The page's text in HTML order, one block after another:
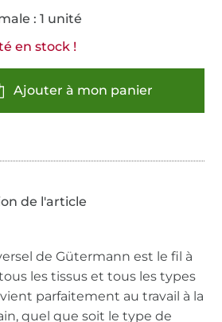
: 1 unité
en stock !
Ajouter à mon panier
de Gütermann est le fil à
les tissus et tous les types
parfaitement au travail à la
quel que soit le type de